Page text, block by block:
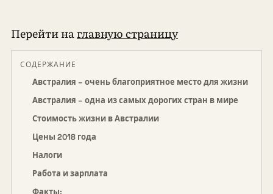
Перейти наглавную страницу
СОДЕРЖАНИЕ
Австралия – очень благоприятное место для жизни
Австралия – одна из самых дорогих стран в мире
Стоимость жизни в Австралии
Цены 2018 года
Налоги
Работа и зарплата
Факты: